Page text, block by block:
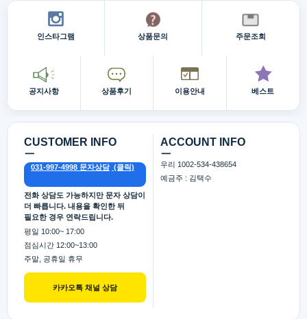
인스타그램 상품문의 주문조회
공지사항 상품후기 이용안내 베스트
CUSTOMER INFO
카카오톡 채널 상담
ㅡ
031-997-4998 문자상담
전화 상담도 가능하지만 문자 상담이
더 빠릅니다. 내용을 확인한 뒤
필요한 경우 연락드립니다.
평일 10:00~ 17:00
점심시간 12:00~13:00
주말, 공휴일 휴무
ACCOUNT INFO
ㅡ
우리 1002-534-438654
예금주 : 김택수